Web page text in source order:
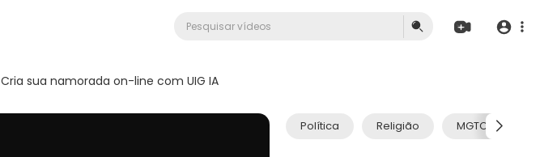
Cria sua namorada on-line com UIG IA
Política Religião MGTOW